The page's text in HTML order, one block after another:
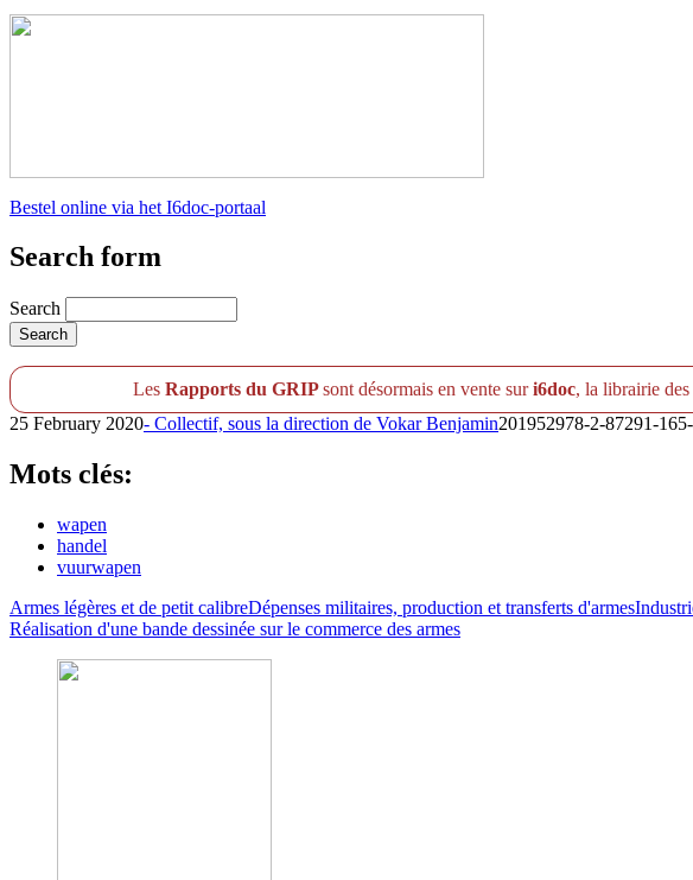
Bestel online via het I6doc-portaal
Search form
Search
Les Rapports du GRIPsont désormais en vente suri6doc, la librairie
25 February 2020- Collectif, sous la direction de Vokar Benjamin201952978-2-87291-
Mots clés:
wapen
handel
vuurwapen
Armes légères et de petit calibreDépenses militaires, production et transferts d'armes
Réalisation d'une bande dessinée sur le commerce des armes